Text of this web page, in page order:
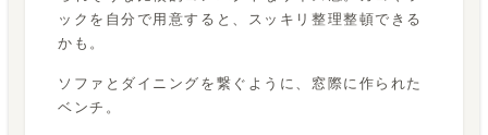
ックを自分で用意すると、スッキリ整理整頓できる
かも。
ソファとダイニングを繋ぐように、窓際に作られた
ベンチ。